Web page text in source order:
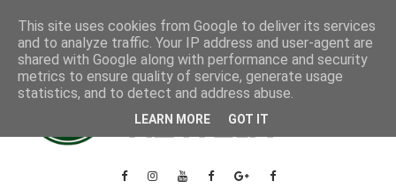
This site uses cookies from Google to deliver its services
and to analyze traffic. Your IP address and user-agent are
shared with Google along with performance and security
metrics to ensure quality of service, generate usage
statistics, and to detect and address abuse.
LEARN MORE GOT IT